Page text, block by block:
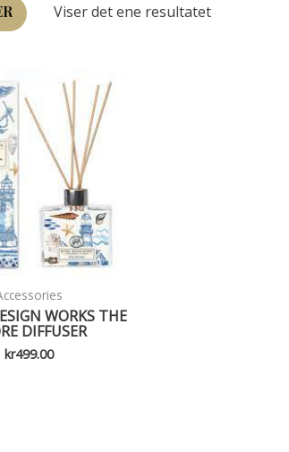
Viser det ene resultatet
WORKS THE
DIFFUSER
kr499.00